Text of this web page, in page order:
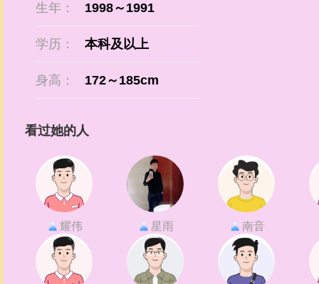
生年： 1998～1991
学历： 本科及以上
身高： 172～185cm
看过她的人
耀伟 星雨 南音